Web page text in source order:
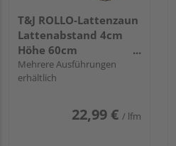
T&J ROLLO-Lattenzaun
Lattenabstand 4cm
Höhe 60cm
Rollenlänge 10m
Mehrere Ausführungen
erhältlich
22,99 € / lfm